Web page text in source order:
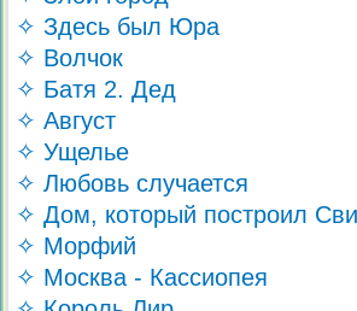
✧ Здесь был Юра
✧ Волчок
✧ Батя 2. Дед
✧ Август
✧ Ущелье
✧ Любовь случается
✧ Дом, который построил
✧ Морфий
✧ Москва - Кассиопея